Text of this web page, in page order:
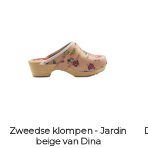
Zweedse klompen - Jardin
beige van Dina